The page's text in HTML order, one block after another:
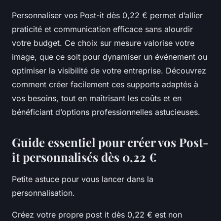
Personnaliser vos Post-it dès 0,22 € permet d’allier
praticité et communication efficace sans alourdir
votre budget. Ce choix sur mesure valorise votre
image, que ce soit pour dynamiser un événement ou
optimiser la visibilité de votre entreprise. Découvrez
comment créer facilement ces supports adaptés à
vos besoins, tout en maîtrisant les coûts et en
bénéficiant d’options professionnelles astucieuses.
Guide essentiel pour créer vos Post-
it personnalisés dès 0,22 €
Petite astuce pour vous lancer dans la
personnalisation.
Créez votre propre post it dès 0,22 € est non